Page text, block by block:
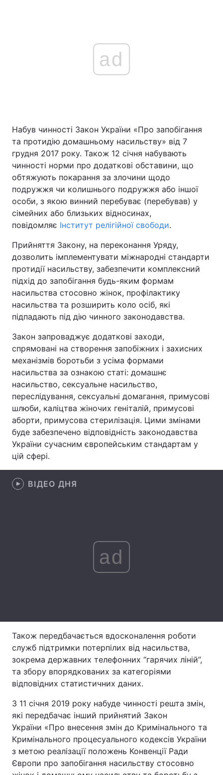
Головна Війна
Україна Політика
Економіка Світ
Спорт Наука
Зброя Інциденти
Здоров'я Туризм
Цікавинки Погода
Екологія
Лонгріди
Відео з Youtube Статті
Інтерв'ю Думки
Архів Вакансії
Контакти
Послуги
ad
Набув чинності Закон України «Про запобігання
та протидію домашньому насильству» від 7
грудня 2017 року. Також 12 січня набувають
чинності норми про додаткові обставини, що
обтяжують покарання за злочини щодо
подружжя чи колишнього подружжя або іншої
особи, з якою винний перебуває (перебував) у
сімейних або близьких відносинах,
повідомляє Інститут релігійної свободи.
Прийняття Закону, на переконання Уряду,
дозволить імплементувати міжнародні стандарти
протидії насильству, забезпечити комплексний
підхід до запобігання будь-яким формам
насильства стосовно жінок, профілактику
насильства та розширить коло осіб, які
підпадають під дію чинного законодавства.
Закон запроваджує додаткові заходи,
спрямовані на створення запобіжних і захисних
механізмів боротьби з усіма формами
насильства за ознакою статі: домашнє
насильство, сексуальне насильство,
переслідування, сексуальні домагання, примусові
шлюби, каліцтва жіночих геніталій, примусові
аборти, примусова стерилізація. Цими змінами
буде забезпечено відповідність законодавства
України сучасним європейським стандартам у
цій сфері.
ВІДЕО ДНЯ
ad
Також передбачається вдосконалення роботи
служб підтримки потерпілих від насильства,
зокрема державних телефонних “гарячих ліній”,
та збору впорядкованих за категоріями
відповідних статистичних даних.
З 11 січня 2019 року набуде чинності решта змін,
які передбачає інший прийнятий Закон
України «Про внесення змін до Кримінального та
Кримінального процесуального кодексів України
з метою реалізації положень Конвенції Ради
Європи про запобігання насильству стосовно